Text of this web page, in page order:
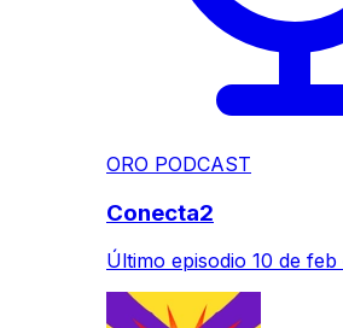
ORO PODCAST
Conecta2
Último episodio 10 de feb